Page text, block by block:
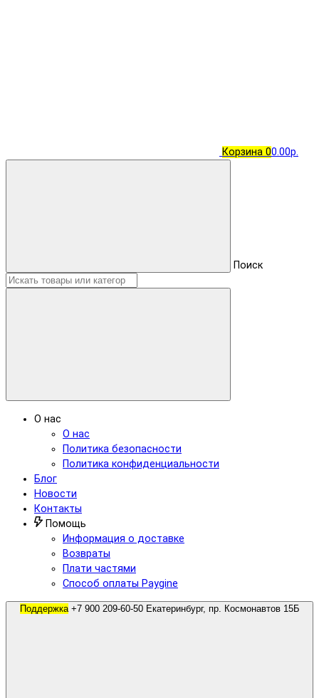
Корзина 00.00р.
Поиск
О нас
О нас
Политика безопасности
Политика конфиденциальности
Блог
Новости
Контакты
Помощь
Информация о доставке
Возвраты
Плати частями
Способ оплаты Paygine
Поддержка